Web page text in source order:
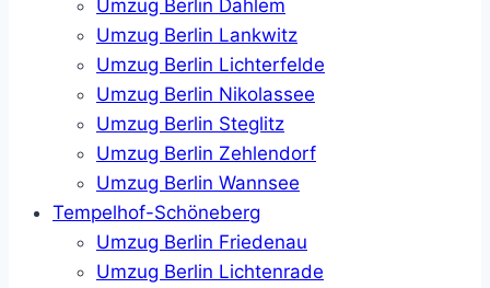
Umzug Berlin Dahlem
Umzug Berlin Lankwitz
Umzug Berlin Lichterfelde
Umzug Berlin Nikolassee
Umzug Berlin Steglitz
Umzug Berlin Zehlendorf
Umzug Berlin Wannsee
Tempelhof-Schöneberg
Umzug Berlin Friedenau
Umzug Berlin Lichtenrade